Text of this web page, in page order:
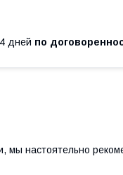
дней по
мы настоятельно